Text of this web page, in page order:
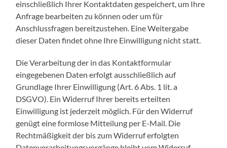
einschließlich Ihrer Kontaktdaten gespeichert, um Ihre
Anfrage bearbeiten zu können oder um für
Anschlussfragen bereitzustehen. Eine Weitergabe
dieser Daten findet ohne Ihre Einwilligung nicht statt.
Die Verarbeitung der in das Kontaktformular
eingegebenen Daten erfolgt ausschließlich auf
Grundlage Ihrer Einwilligung (Art. 6 Abs. 1 lit. a
DSGVO). Ein Widerruf Ihrer bereits erteilten
Einwilligung ist jederzeit möglich. Für den Widerruf
genügt eine formlose Mitteilung per E-Mail. Die
Rechtmäßigkeit der bis zum Widerruf erfolgten